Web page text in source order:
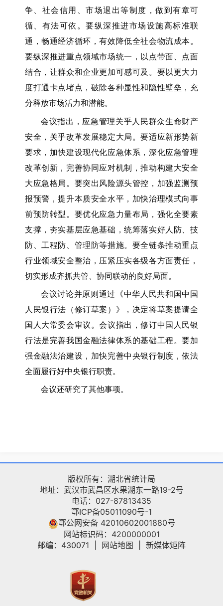
争、社会信用、市场退出等制度，做到有章可
循、有法可依。要纵深推进市场设施高标准联
通，畅通经济循环，有效降低全社会物流成本。
要纵深推进重点领域市场统一，以点带面、点面
结合，让群众和企业更加可感可及。要以更大力
度打通卡点堵点，破除各种显性和隐性壁垒，充
分释放市场活力和潜能。
会议指出，应急管理关乎人民群众生命财产
安全，关乎改革发展稳定大局。要适应新形势新
要求，加快建设现代化应急体系，深化应急管理
改革创新，完善协同应对机制，推动构建大安全
大应急格局。要突出风险源头管控，加强监测预
报预警，提升本质安全水平，加快治理模式向事
前预防转型。要优化应急力量布局，强化全要素
支撑，夯实基层应急基础，统筹落实好人防、技
防、工程防、管理防等措施。要全链条推动重点
行业领域安全整治，压紧压实各级各方面责任，
切实形成齐抓共管、协同联动的良好局面。
会议讨论并原则通过《中华人民共和国中国
人民银行法（修订草案）》，决定将草案提请全
国人大常委会审议。会议指出，修订中国人民银
行法是完善我国金融法律体系的基础工程。要加
强金融法治建设，加快完善中央银行制度，依法
全面履行好中央银行职责。
会议还研究了其他事项。
版权所有：湖北省统计局
地址：武汉市武昌区水果湖东一路19-2号
电话：027-87813435
鄂ICP备05011090号-1
鄂公网安备 42010602001880号
网站标识码：4200000001
邮编：430071
网站地图 新媒体矩阵